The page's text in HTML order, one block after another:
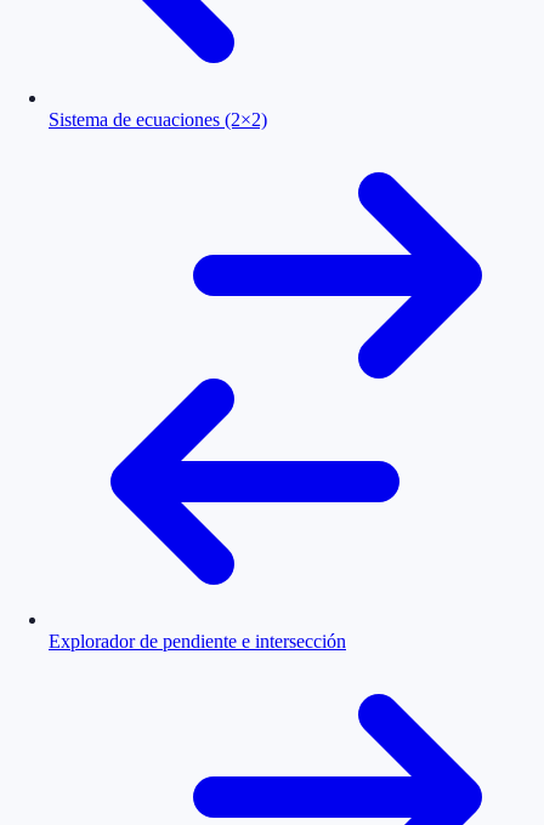
Sistema de ecuaciones (2×2)
Explorador de pendiente e intersección